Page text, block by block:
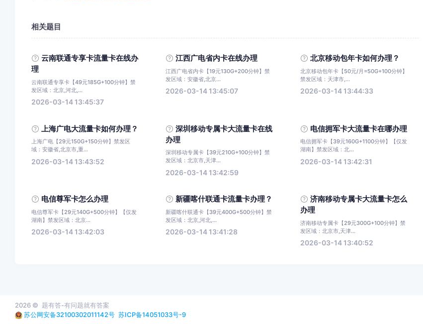
相关题目
云南联通专享卡流量卡在线办
理
云南联通专享卡【49元185G+100分钟】禁
发区域：北京,河北,...
2026-03-14 13:45:37
江西广电省内卡在线办理
江西广电省内卡【19元130G+200分钟】禁
发区域：安徽省,北京...
2026-03-14 13:45:07
北京移动包年卡如何办理？
北京移动包年卡【50元/月=50G+100分钟】
禁发区域：天津市,...
2026-03-14 13:44:33
上海广电大流量卡如何办理？
上海广电【29元150G+150分钟】禁发区
域：安徽省,北京市,重...
2026-03-14 13:43:52
深圳移动专属卡大流量卡在线
办理
深圳移动专属卡【39元210G+100分钟】禁
发区域：北京市,天津...
2026-03-14 13:42:59
电信拥军卡大流量卡在哪办理
电信拥军卡【39元160G+1100分钟】【仅发
湖南】禁发区域：北...
2026-03-14 13:42:31
电信尊军卡怎么办理
电信尊军卡【29元140G+500分钟】【仅发
湖南】禁发区域：北京...
2026-03-14 13:42:03
新疆喀什联通卡流量卡办理？
新疆喀什联通卡【39元400G+500分钟】禁
发区域：北京,河北,...
2026-03-14 13:41:28
济南移动专属卡大流量卡怎么
办理
济南移动专属卡【29元300G+100分钟】禁
发区域：北京市,天津...
2026-03-14 13:40:52
2026 © 题有答-有问题就有答案
苏公网安备32100302011142号 苏ICP备14051033号-9